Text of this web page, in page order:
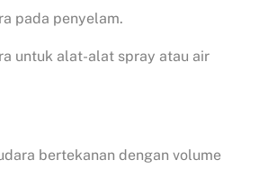
pada penyelam.
untuk alat-alat spray atau air
bertekanan dengan volume